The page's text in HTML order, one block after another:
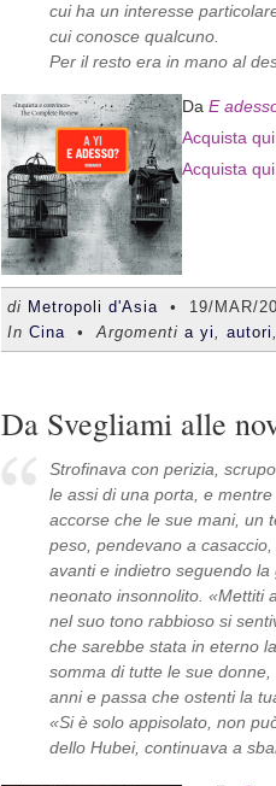
cui ha un interesse
cui conosce qualcuno.
Per il resto era in mano al
Da E
Acquista
Acquista qui
di Metropoli d'Asia • 19/MAR/
In Cina • Argomenti a yi, autori
Da Svegliami alle
Strofinava con perizia,
le assi di una porta, e
accorse che le sue mani, un
peso, pendevano a
avanti e indietro seguendo
neonato insonnolito. «Mettiti
nel suo tono rabbioso si
che sarebbe stata in eterno
somma di tutte le sue
anni e passa che ostenti la
«Si è solo appisolato, non
dello Hubei, continuava a